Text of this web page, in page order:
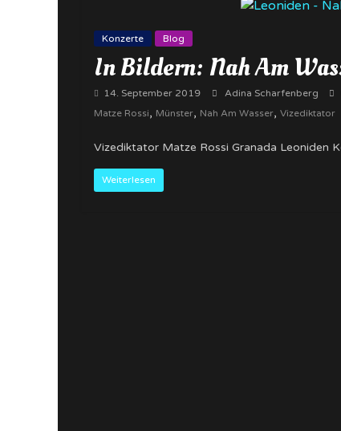
Konzerte Blog
In Bildern: Nah Am
14. September 2019 Adina Scharfenberg
Matze Rossi, Münster, Nah Am Wasser, Vizediktator
Vizediktator Matze Rossi Granada
Weiterlesen